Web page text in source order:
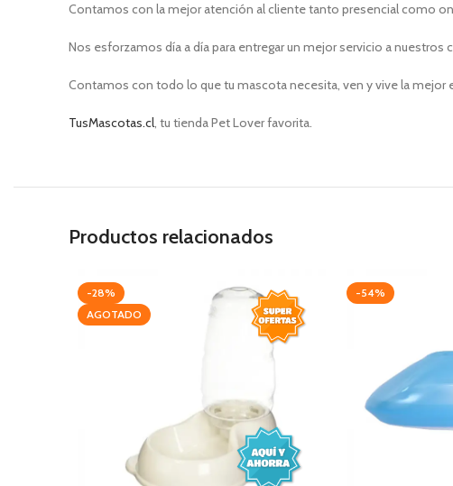
Contamos con la mejor atención al cliente tanto presencial como
Nos esforzamos día a día para entregar un mejor servicio a nuestros
Contamos con todo lo que tu mascota necesita, ven y vive la mejor
TusMascotas.cl, tu tienda Pet Lover favorita.
Productos relacionados
-28%
AGOTADO
-54%